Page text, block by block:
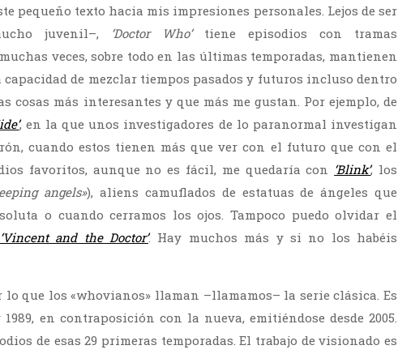
pequeño texto hacia mis impresiones personales. Lejos de ser
juvenil–,
‘Doctor Who’tiene episodios con tramas
veces, sobre todo en las últimas temporadas, mantienen
de mezclar tiempos pasados y futuros incluso dentro
cosas más interesantes y que más me gustan. Por ejemplo, de
, en la que unos investigadores de lo paranormal investigan
cuando estos tienen más que ver con el futuro que con el
favoritos, aunque no es fácil, me quedaría con ‘Blink’, los
angels»), aliens camuflados de estatuas de ángeles que
o cuando cerramos los ojos. Tampoco puedo olvidar el
‘Vincent and the Doctor’. Hay muchos más y si no los habéis
que los «whovianos» llaman –llamamos– la serie clásica. Es
en contraposición con la nueva, emitiéndose desde 2005.
de esas 29 primeras temporadas. El trabajo de visionado es